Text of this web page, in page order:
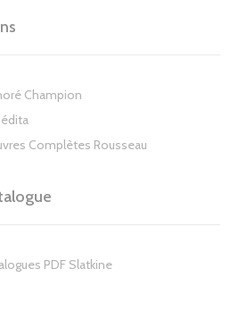
Champion
Complètes Rousseau
PDF Slatkine